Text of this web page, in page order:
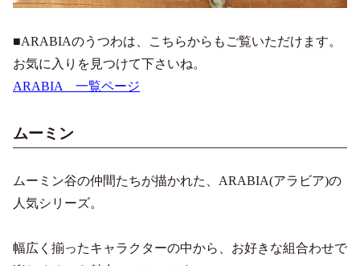
■ARABIAのうつわは、こちらからもご覧いただけます。
お気に入りを見つけて下さいね。
ARABIA 一覧ページ
ムーミン
ムーミン谷の仲間たちが描かれた、ARABIA(アラビア)の
人気シリーズ。
幅広く揃ったキャラクターの中から、お好きな組合わせで